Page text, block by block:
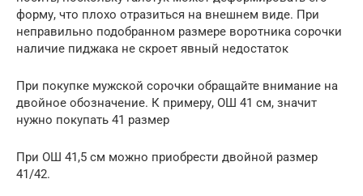
форму, что плохо отразиться на внешнем виде. При
неправильно подобранном размере воротника сорочки
наличие пиджака не скроет явный недостаток
При покупке мужской сорочки обращайте внимание на
двойное обозначение. К примеру, ОШ 41 см, значит
нужно покупать 41 размер
При ОШ 41,5 см можно приобрести двойной размер
41/42.